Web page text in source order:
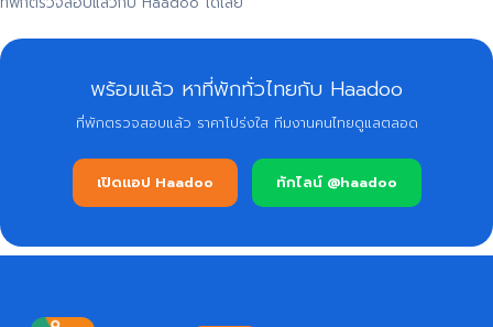
พร้อมแล้ว หาที่พักทั่วไทยกับ Haadoo
ที่พักตรวจสอบแล้ว ราคาโปร่งใส ทีมงานคนไทยดูแลตลอด
เปิดแอป Haadoo ทักไลน์ @haadoo